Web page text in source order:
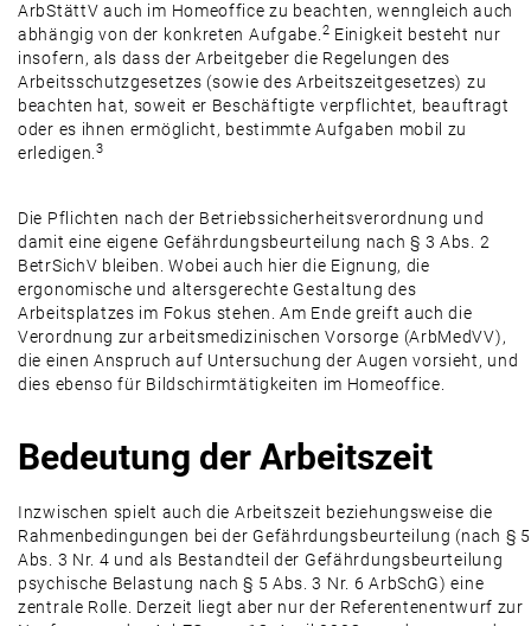
ArbStättV auch im Homeoffice zu beachten, wenngleich auch
abhängig von der konkreten Aufgabe.2 Einigkeit besteht nur
insofern, als dass der Arbeitgeber die Regelungen des
Arbeitsschutzgesetzes (sowie des Arbeitszeitgesetzes) zu
beachten hat, soweit er Beschäftigte verpflichtet, beauftragt
oder es ihnen ermöglicht, bestimmte Aufgaben mobil zu
erledigen.3
Die Pflichten nach der Betriebssicherheitsverordnung und
damit eine eigene Gefährdungsbeurteilung nach § 3 Abs. 2
BetrSichV bleiben. Wobei auch hier die Eignung, die
ergonomische und altersgerechte Gestaltung des
Arbeitsplatzes im Fokus stehen. Am Ende greift auch die
Verordnung zur arbeitsmedizinischen Vorsorge (ArbMedVV),
die einen Anspruch auf Untersuchung der Augen vorsieht, und
dies ebenso für Bildschirmtätigkeiten im Homeoffice.
Bedeutung der Arbeitszeit
Inzwischen spielt auch die Arbeitszeit beziehungsweise die
Rahmenbedingungen bei der Gefährdungsbeurteilung (nach § 5
Abs. 3 Nr. 4 und als Bestandteil der Gefährdungsbeurteilung
psychische Belastung nach § 5 Abs. 3 Nr. 6 ArbSchG) eine
zentrale Rolle. Derzeit liegt aber nur der Referentenentwurf zur